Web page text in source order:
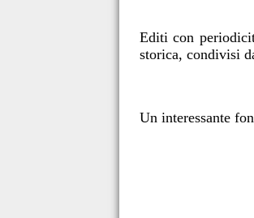
Editi con perio
storica, condivisi
Un interessante